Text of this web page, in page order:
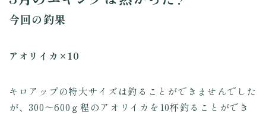
今回の釣果
アオリイカ×10
キロアップの特大サイズは釣ることができませんでした
が、300～600ｇ程のアオリイカを10杯釣ることができ